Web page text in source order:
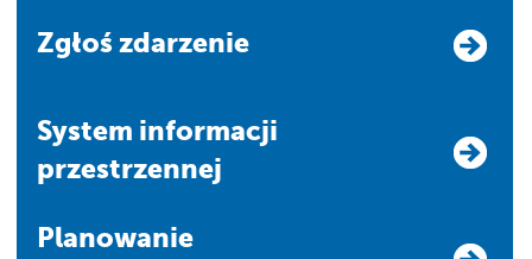
Zgłoś zdarzenie
system informacji
przestrzennej
Planowanie